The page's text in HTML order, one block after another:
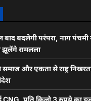
बाद बदलेगी परंपरा, नाग
झूलेंगे रामलला
समाज और एकता से राष्ट्र
CNG, प्रति किलो 3 रुपये का